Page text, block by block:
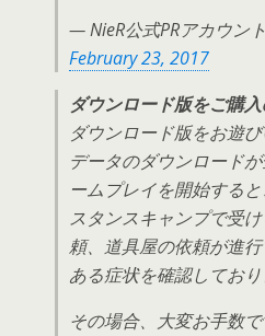
— NieR公式PRアカウント
February 23, 2017
ダウンロード版をご購
ダウンロード版をお遊
データのダウンロード
ームプレイを開始する
スタンスキャンプで受
頼、道具屋の依頼が進
ある症状を確認しており
その場合、大変お手数